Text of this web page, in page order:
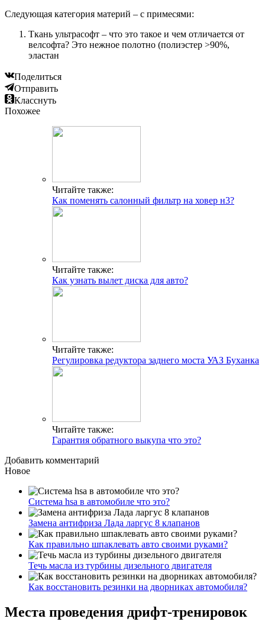
Следующая категория материй – с примесями:
Ткань ультрасофт – что это такое и чем отличается от
велсофта? Это нежное полотно (полиэстер >90%,
эластан
Поделиться
Отправить
Класснуть
Похожее
Читайте также:
Как поменять салонный фильтр на ховер н3?
Читайте также:
Как узнать вылет диска для авто?
Читайте также:
Регулировка редуктора заднего моста УАЗ Буханка
Читайте также:
Гарантия обратного выкупа что это?
Добавить комментарий
Новое
Система hsa в автомобиле что это?
Замена антифриза Лада ларгус 8 клапанов
Как правильно шпаклевать авто своими руками?
Течь масла из турбины дизельного двигателя
Как восстановить резинки на дворниках автомобиля?
Места проведения дрифт-тренировок